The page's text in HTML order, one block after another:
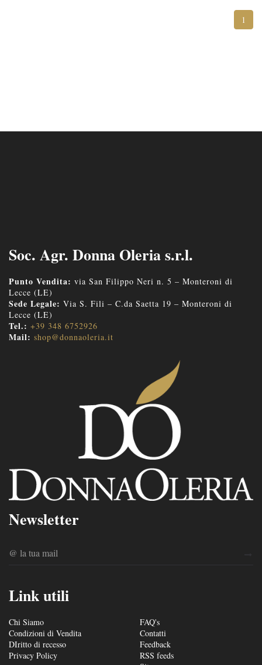
1
Soc. Agr. Donna Oleria s.r.l.
Punto Vendita: via San Filippo Neri n. 5 – Monteroni di
Lecce (LE)
Sede Legale: Via S. Fili – C.da Saetta 19 – Monteroni di
Lecce (LE)
Tel.: +39 348 6752926
Mail: shop@donnaoleria.it
Newsletter
Link utili
Chi Siamo
Condizioni di Vendita
DIritto di recesso
Privacy Policy
FAQ's
Contatti
Feedback
RSS feeds